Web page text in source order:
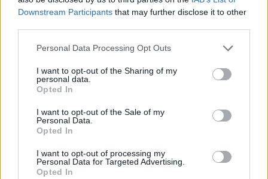
Downstream Participants that may further disclose it to other
Please note that this website/app uses one or more Google
not limited to your visit or usage behaviour. You may click to
grant or deny consent to Google and its third-party tags to
use your data for below specified purposes in below Google
consent section.
Personal Data Processing Opt Outs
I want to opt-out of the Sharing of my
personal data.
Opted In
I want to opt-out of the Sale of my
Personal Data.
Opted In
I want to opt-out of processing my
Personal Data for Targeted Advertising.
Opted In
Kék hírek